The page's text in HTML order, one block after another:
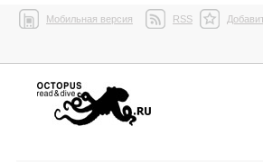
Мобильная версия RSS